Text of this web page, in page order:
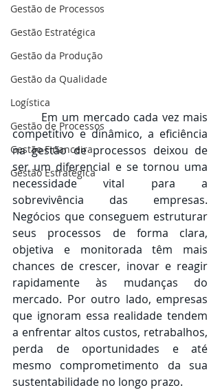
Gestão de Processos
Gestão Estratégica
Gestão da Produção
Gestão da Qualidade
Logística
Gestão de Processos
Gestão Financeira
Gestão Estratégica
competitivo e dinâmico, a eficiência
na gestão de processos deixou de
ser um diferencial e se tornou uma
necessidade vital para a
sobrevivência das empresas.
Negócios que conseguem estruturar
seus processos de forma clara,
objetiva e monitorada têm mais
chances de crescer, inovar e reagir
rapidamente às mudanças do
mercado. Por outro lado, empresas
que ignoram essa realidade tendem
a enfrentar altos custos, retrabalhos,
perda de oportunidades e até
mesmo comprometimento da sua
sustentabilidade no longo prazo.